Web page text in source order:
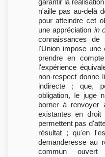
n'aille pas au-delà
pour atteindre cet
une appréciation in
connaissances
l'Union impose une
prendre en
l'expérience
non-respect donne
indirecte ; que,
obligation, le juge
borner à renvoyer
existantes en
permettent pas
résultat ; qu'en
demanderesse au
commun